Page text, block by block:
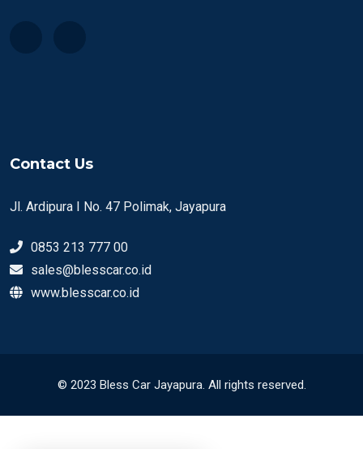
Contact Us
Jl. Ardipura I No. 47 Polimak, Jayapura
0853 213 777 00
sales@blesscar.co.id
www.blesscar.co.id
© 2023 Bless Car Jayapura. All rights reserved.